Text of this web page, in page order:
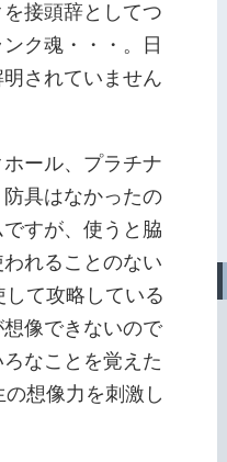
接頭辞としてつ
ク魂・・・。日
されていません
ール、プラチナ
具はなかったの
すが、使うと脇
れることのない
て攻略している
像できないので
なことを覚えた
想像力を刺激し